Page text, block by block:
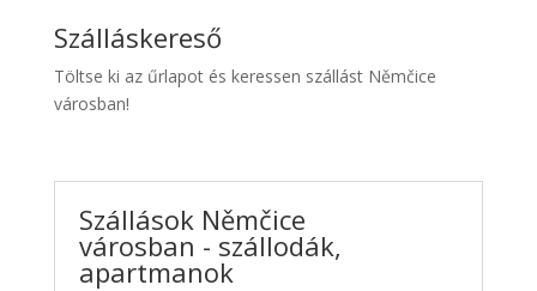
Kiwi
Taxi
Szálláskereső
Töltse ki az űrlapot és keressen szállást Němčice
városban!
Szállások Němčice
városban - szállodák,
apartmanok